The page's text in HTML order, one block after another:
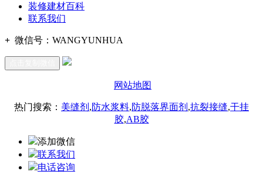
装修建材百科
联系我们
+ 微信号： WANGYUNHUA
网站地图
热门搜索： 美缝剂 ,防水浆料,防脱落界面剂 ,抗裂接缝,干挂
胶,AB胶
添加微信
联系我们
电话咨询